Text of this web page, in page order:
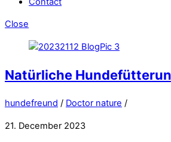
Close
Natürliche
hundefreund / Doctor nature /
21. December 2023